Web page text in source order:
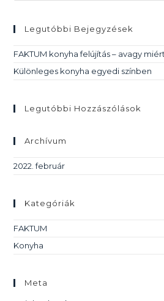
Legutóbbi Bejegyzések
FAKTUM konyha felújítás – avagy
Különleges konyha egyedi színben
Legutóbbi Hozzászólások
Archívum
2022. február
Kategóriák
FAKTUM
Konyha
Meta